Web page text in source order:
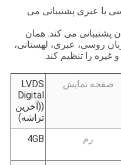
یا عبری پشتیبانی می
پشتیبانی می کند. همان
روسی، عبری، لهستانی،
غیره را تنظیم کند.
صفحه نمایش:
LVDS
Digital
((آخرین
تراشه)
رم: 4GB